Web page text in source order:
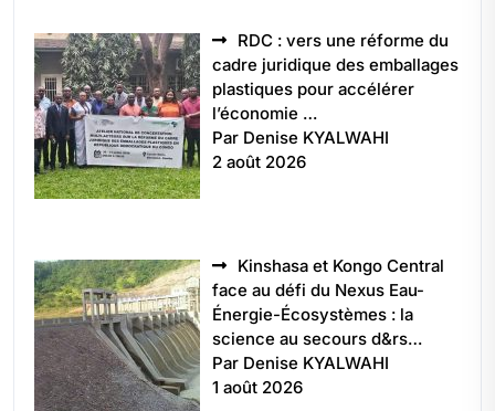
RDC : vers une réforme du
cadre juridique des emballages
plastiques pour accélérer
l’économie …
Par Denise KYALWAHI
2 août 2026
Kinshasa et Kongo Central
face au défi du Nexus Eau-
Énergie-Écosystèmes : la
science au secours d&rs…
Par Denise KYALWAHI
1 août 2026